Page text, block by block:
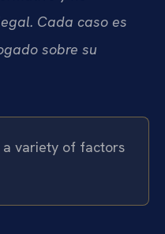
Cada caso es
sobre su
a variety of factors